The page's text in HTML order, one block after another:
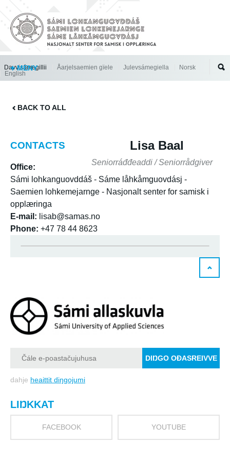
MENY
Davvisámegillii Åarjelsaemien gïele Julevsámegiella
Norsk
English
BACK TO ALL
Lisa Baal
Seniorráđđeaddi / Seniorrådgiver
CONTACTS
Office:
Sámi lohkanguovddáš - Sáme låhkåmguovdásj -
Saemien lohkemejarnge - Nasjonalt senter for samisk i
opplæringa
E-mail: lisab@samas.no
Phone: +47 78 44 8623
dahje heaittit diŋgojumi
LIŊKKAT
FACEBOOK YOUTUBE